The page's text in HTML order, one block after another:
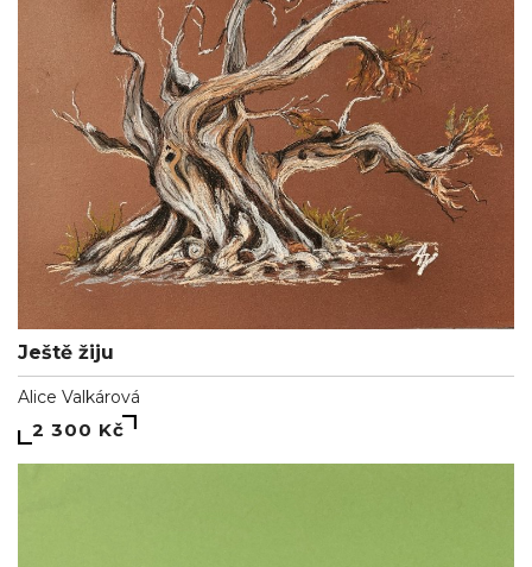
Ještě žiju
Alice Valkárová
2 300 Kč